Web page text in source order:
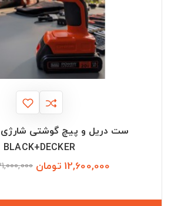
BLACK+DECKER
12,600,000 تومان 21,000,000